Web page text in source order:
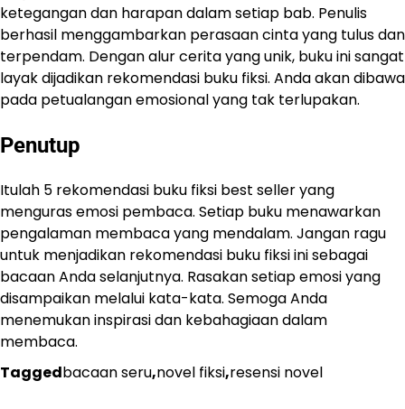
ketegangan dan harapan dalam setiap bab. Penulis
berhasil menggambarkan perasaan cinta yang tulus dan
terpendam. Dengan alur cerita yang unik, buku ini sangat
layak dijadikan rekomendasi buku fiksi. Anda akan dibawa
pada petualangan emosional yang tak terlupakan.
Penutup
Itulah 5 rekomendasi buku fiksi best seller yang
menguras emosi pembaca. Setiap buku menawarkan
pengalaman membaca yang mendalam. Jangan ragu
untuk menjadikan rekomendasi buku fiksi ini sebagai
bacaan Anda selanjutnya. Rasakan setiap emosi yang
disampaikan melalui kata-kata. Semoga Anda
menemukan inspirasi dan kebahagiaan dalam
membaca.
Taggedbacaan seru,novel fiksi,resensi novel